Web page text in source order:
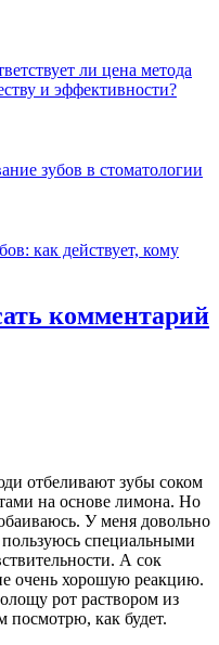
ли цена метода
и эффективности?
зубов в стоматологии
как действует, кому
комментарий
отбеливают зубы соком
на основе лимона. Но
У меня довольно
пользуюсь специальными
А сок
очень хорошую реакцию.
рот раствором из
посмотрю, как будет.